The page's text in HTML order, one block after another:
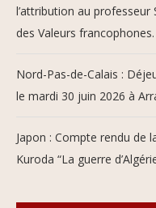
l’attribution au professeur
des Valeurs francophones.
Nord-Pas-de-Calais :
le mardi 30 juin 2026 à
Japon : Compte rendu de
Kuroda “La guerre